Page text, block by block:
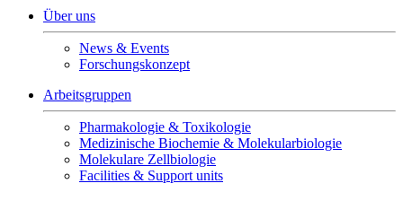
Über uns
News & Events
Forschungskonzept
Arbeitsgruppen
Pharmakologie & Toxikologie
Medizinische Biochemie & Molekularbiologie
Molekulare Zellbiologie
Facilities & Support units